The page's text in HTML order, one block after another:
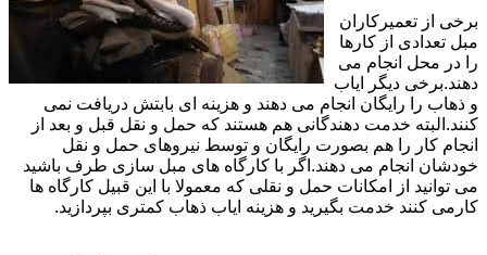
برخی از تعمیرکاران
مبل تعدادی از کارها
را در محل انجام می
دهند.برخی دیگر ایاب
و ذهاب را رایگان انجام می دهند و هزینه ای بابتش دریافت نمی
کنند.البته خدمت دهندگانی هم هستند که حمل و نقل قبل و بعد از
انجام کار را هم بصورت رایگان و توسط نیروهای حمل و نقل
خودشان انجام می دهند.اگر با کارگاه های مبل سازی طرف باشید
می توانید از امکانات حمل و نقلی که معمولا با این قبیل کارگاه ها
کارمی کنند خدمت بگیرید و هزینه ایاب ذهاب کمتری بپردازید.